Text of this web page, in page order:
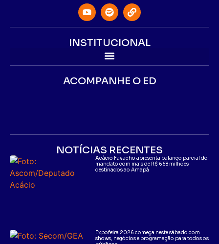
INSTITUCIONAL
ACOMPANHE O ED
NOTÍCIAS RECENTES
Acácio Favacho apresenta balanço parcial do
mandato com mais de R$ 668 milhões
destinados ao Amapá
Expofeira 2026 começa neste sábado com
shows, negócios e programação para todos os